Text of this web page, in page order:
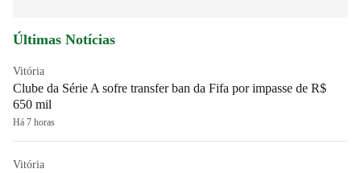
Últimas Notícias
Vitória
Clube da Série A sofre transfer ban da Fifa por impasse de R$
650 mil
Há 7 horas
Vitória